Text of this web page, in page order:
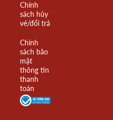
Chính
sách hủy
vé/đổi trả
Chính
sách bảo
mật
thông tin
thanh
toán